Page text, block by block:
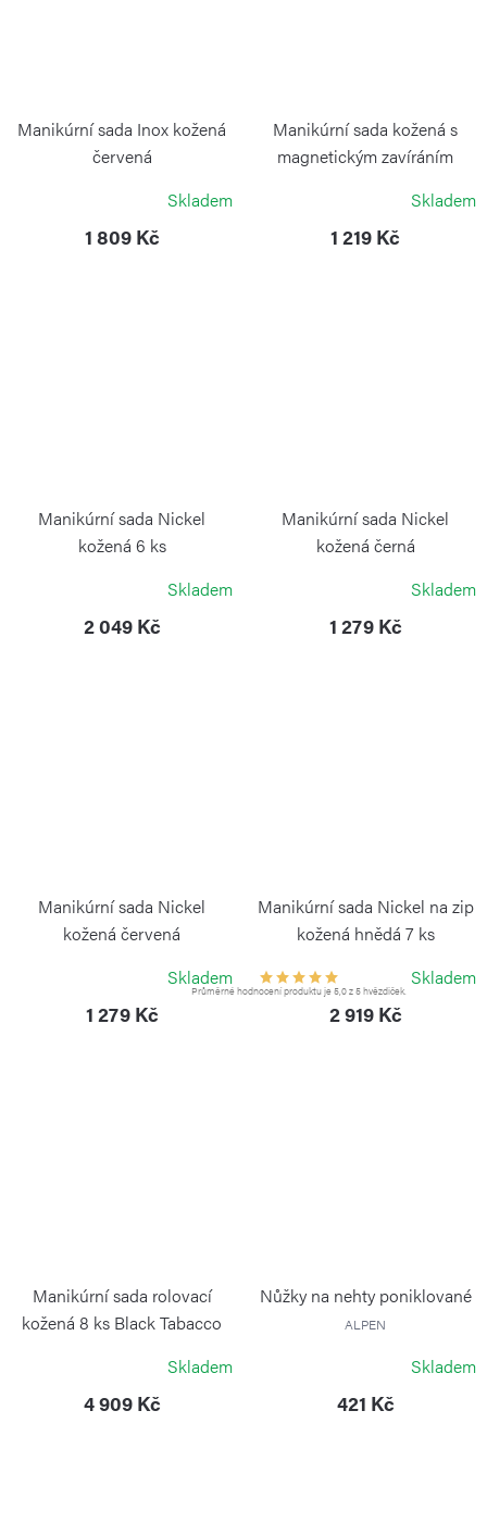
Manikúrní sada Inox kožená
červená
Skladem
1 809 Kč
Manikúrní sada kožená s
magnetickým zavíráním
Skladem
1 219 Kč
Manikúrní sada Nickel
kožená 6 ks
Skladem
2 049 Kč
Manikúrní sada Nickel
kožená černá
Skladem
1 279 Kč
Manikúrní sada Nickel
kožená červená
Skladem
1 279 Kč
Manikúrní sada Nickel na zip
kožená hnědá 7 ks
Průměrné hodnocení produktu je 5,0 z 5 hvězdiček.
Skladem
2 919 Kč
Manikúrní sada rolovací
kožená 8 ks Black Tabacco
Skladem
4 909 Kč
Nůžky na nehty poniklované
ALPEN
Skladem
421 Kč